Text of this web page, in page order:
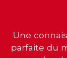
Une
parfaite du